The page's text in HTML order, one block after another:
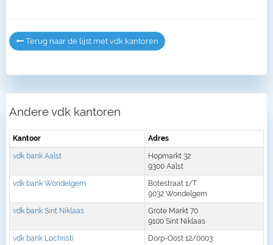
Terug naar de lijst met vdk kantoren
Andere vdk kantoren
Kantoor Adres
vdk bank Aalst
Hopmarkt 32
9300 Aalst
vdk bank Wondelgem
Botestraat 1/T
9032 Wondelgem
vdk bank Sint Niklaas
Grote Markt 70
9100 Sint Niklaas
vdk bank Lochristi
Dorp-Oost 12/0003